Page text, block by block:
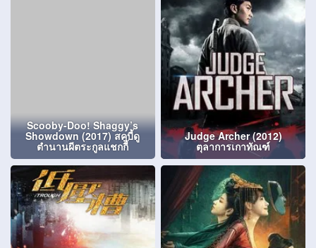
Scooby-Doo! Shaggy’s
Showdown (2017) สคูบี้ดู
ตำนานผีตระกูลแชกกี้
Judge Archer (2012)
ตุลาการเกาทัณฑ์